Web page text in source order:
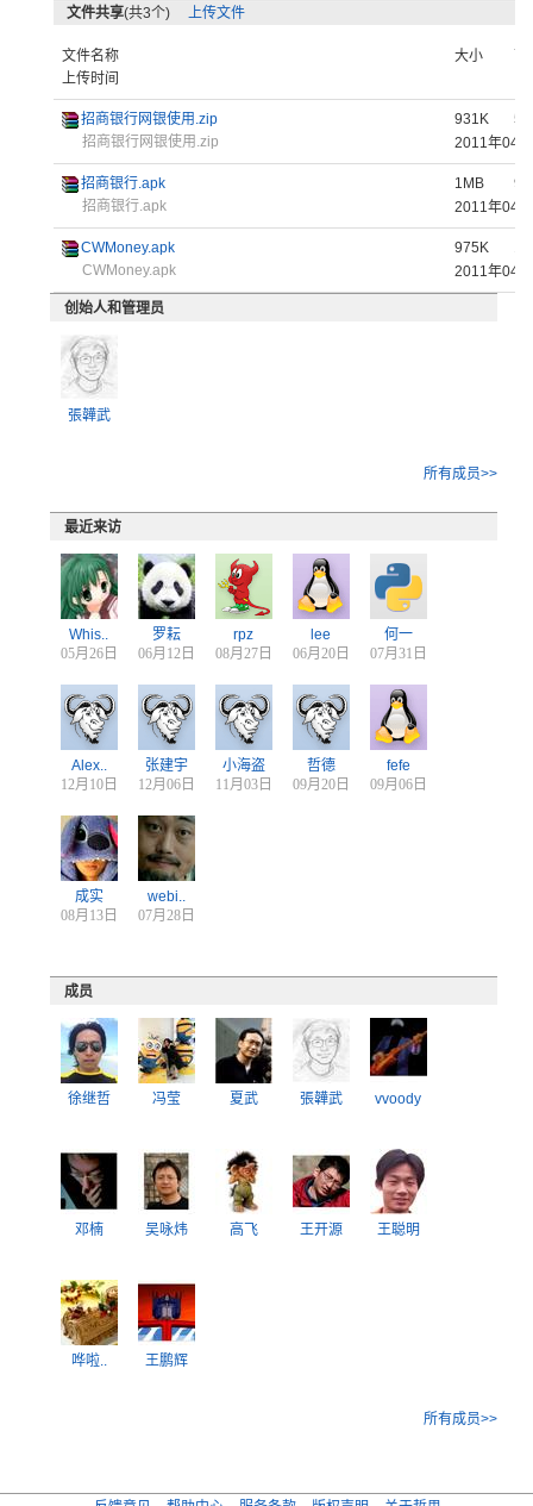
文件共享(共3个) 上传文件
文件名称 大小
上传时间
招商银行网银使用.zip
招商银行网银使用.zip
931K
57
2011年04
招商银行.apk
招商银行.apk
1MB
9
2011年04
CWMoney.apk
CWMoney.apk
975K
2011年04
创始人和管理员
張韡武
所有成员>>
最近来访
Whis..
05月26日
罗耘
06月12日
rpz
08月27日
lee
06月20日
何一
07月31日
Alex..
12月10日
张建宇
12月06日
小海盗
11月03日
哲德
09月20日
fefe
09月06日
成实
08月13日
webi..
07月28日
成员
徐继哲 冯莹 夏武 張韡武 vvoody
邓楠 吴咏炜 高飞 王开源 王聪明
哗啦.. 王鹏辉
所有成员>>